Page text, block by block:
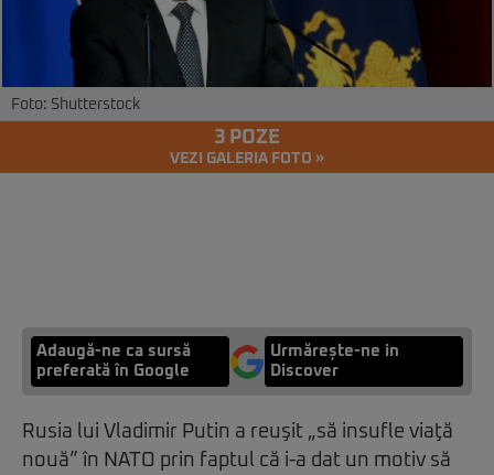
Foto: Shutterstock
3 POZE
VEZI GALERIA FOTO »
Adaugă-ne ca sursă
preferată în Google
Urmărește-ne in
Discover
Rusia lui Vladimir Putin a reuşit „să insufle viaţă
nouă” în NATO prin faptul că i-a dat un motiv să